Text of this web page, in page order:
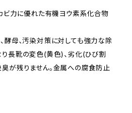
ビ力に優れた有機ヨウ素系化合物
酵母、汚染対策に対しても強力な除
長靴の変色(黄色)、劣化(ひび割
が残りません。金属への腐食防止